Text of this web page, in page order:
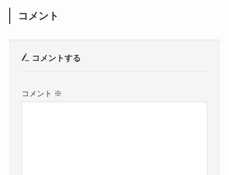
コメント
コメントする
コメント ※